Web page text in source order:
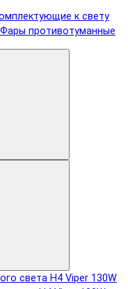
к свету
Фары противотуманные